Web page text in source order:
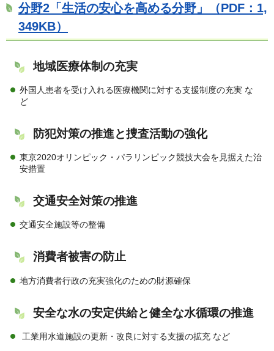
分野2「生活の安心を高める分野」（PDF：1,
349KB）
地域医療体制の充実
外国人患者を受け入れる医療機関に対する支援制度の充実 な
ど
防犯対策の推進と捜査活動の強化
東京2020オリンピック・パラリンピック競技大会を見据えた治
安措置
交通安全対策の推進
交通安全施設等の整備
消費者被害の防止
地方消費者行政の充実強化のための財源確保
安全な水の安定供給と健全な水循環の推進
工業用水道施設の更新・改良に対する支援の拡充 など